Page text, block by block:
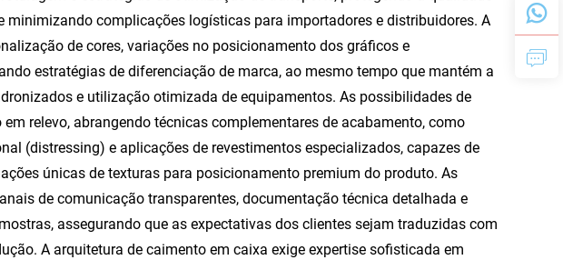
minimizando complicações logísticas para importadores e distribuidores. A
de cores, variações no posicionamento dos gráficos e
estratégias de diferenciação de marca, ao mesmo tempo que mantém a
e utilização otimizada de equipamentos. As possibilidades de
relevo, abrangendo técnicas complementares de acabamento, como
(distressing) e aplicações de revestimentos especializados, capazes de
únicas de texturas para posicionamento premium do produto. As
de comunicação transparentes, documentação técnica detalhada e
assegurando que as expectativas dos clientes sejam traduzidas com
A arquitetura de caimento em caixa exige expertise sofisticada em